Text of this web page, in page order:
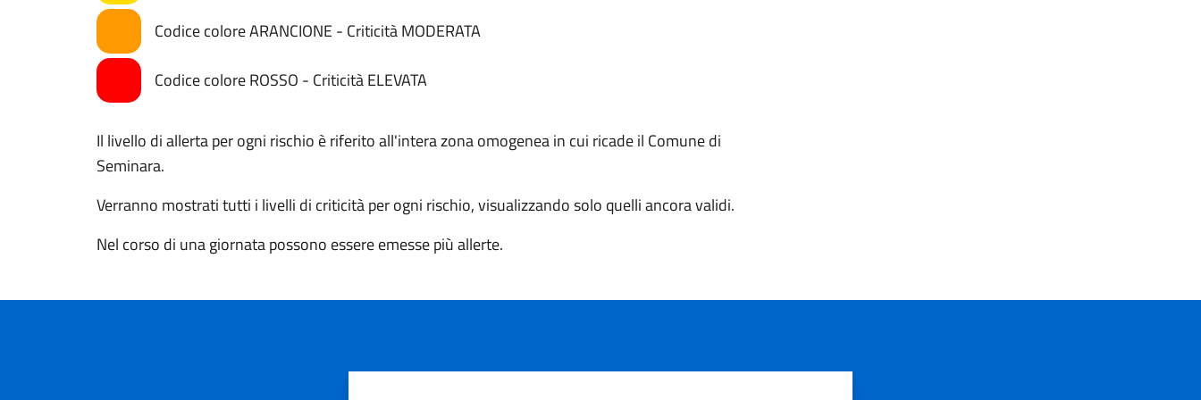
Codice colore ARANCIONE - Criticità MODERATA
Codice colore ROSSO - Criticità ELEVATA
Il livello di allerta per ogni rischio è riferito all'intera zona omogenea in cui ricade il Comune di
Seminara.
Verranno mostrati tutti i livelli di criticità per ogni rischio, visualizzando solo quelli ancora validi.
Nel corso di una giornata possono essere emesse più allerte.